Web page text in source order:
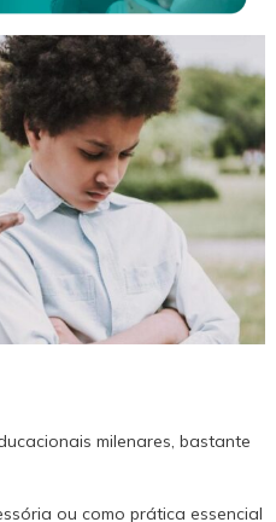
milenares, bastante
ou como prática essencial